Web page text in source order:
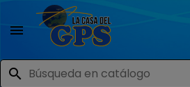

search